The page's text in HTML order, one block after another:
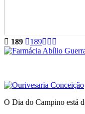
189 189
O Dia do Campino está